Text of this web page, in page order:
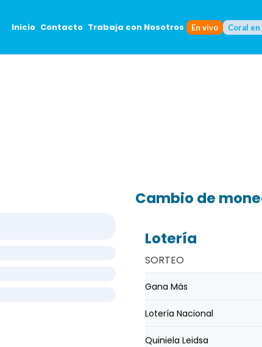
Inicio Contacto Trabaja con Nosotros En vivo Coral
Cambio de
Lotería
SORTEO
Gana Más
Lotería Nacional
Quiniela Leidsa